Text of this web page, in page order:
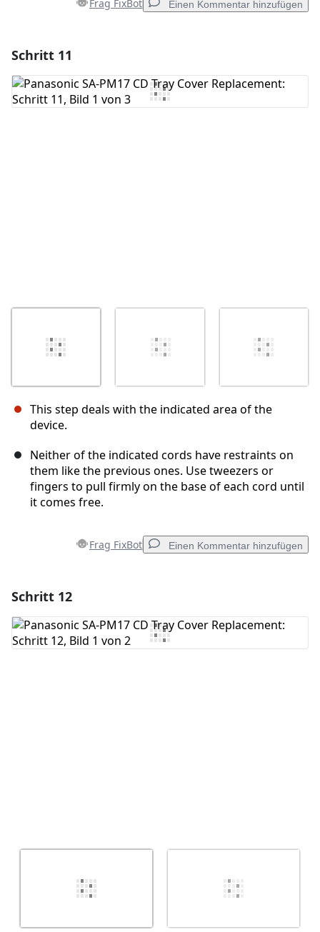
Frag FixBot Einen Kommentar hinzufügen
Kommentar hinzufügen
Schritt 11
This step deals with the indicated area of the
device.
Neither of the indicated cords have restraints on
them like the previous ones. Use tweezers or
fingers to pull firmly on the base of each cord until
it comes free.
Frag FixBot Einen Kommentar hinzufügen
Kommentar hinzufügen
Schritt 12